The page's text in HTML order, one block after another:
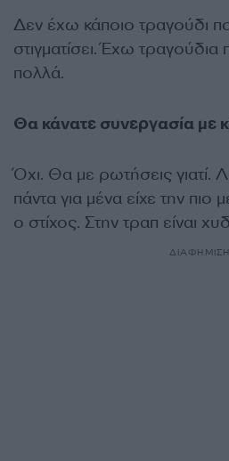
∆εν έχω κάποιο τραγούδι
στιγματίσει. Έχω τραγούδια
πολλά.
Θα κάνατε συνεργασία µε
Όχι. Θα µε ρωτήσεις γιατί.
πάντα για µένα είχε την πιο
ο στίχος. Στην τραπ είναι
ΔΙΑΦΗΜΙΣΗ